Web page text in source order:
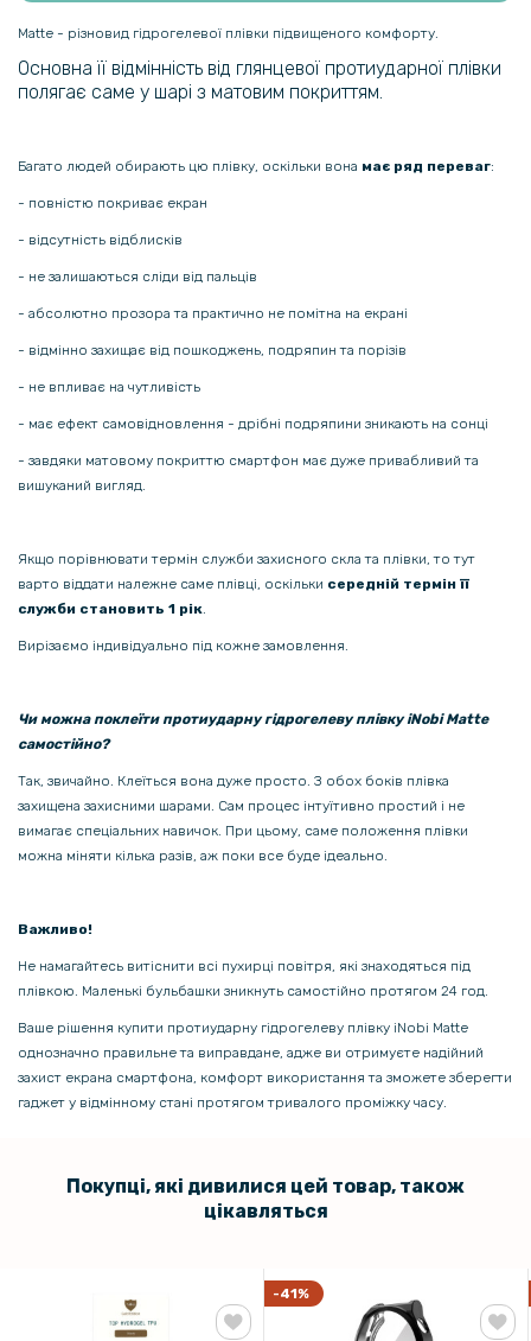
Matte - різновид гідрогелевої плівки підвищеного комфорту.
Основна її відмінність від глянцевої протиударної плівки
полягає саме у шарі з матовим покриттям.
Багато людей обирають цю плівку, оскільки вона має ряд переваг:
- повністю покриває екран
- відсутність відблисків
- не залишаються сліди від пальців
- абсолютно прозора та практично не помітна на екрані
- відмінно захищає від пошкоджень, подряпин та порізів
- не впливає на чутливість
- має ефект самовідновлення - дрібні подряпини зникають на сонці
- завдяки матовому покриттю смартфон має дуже привабливий та
вишуканий вигляд.
Якщо порівнювати термін служби захисного скла та плівки, то тут
варто віддати належне саме плівці, оскільки середній термін її
служби становить 1 рік.
Вирізаємо індивідуально під кожне замовлення.
Чи можна поклеїти протиударну гідрогелеву плівку iNobi Matte
самостійно?
Так, звичайно. Клеїться вона дуже просто. З обох боків плівка
захищена захисними шарами. Сам процес інтуїтивно простий і не
вимагає спеціальних навичок. При цьому, саме положення плівки
можна міняти кілька разів, аж поки все буде ідеально.
Важливо!
Не намагайтесь витіснити всі пухирці повітря, які знаходяться під
плівкою. Маленькі бульбашки зникнуть самостійно протягом 24 год.
Ваше рішення купити протиударну гідрогелеву плівку iNobi Matte
однозначно правильне та виправдане, адже ви отримуєте надійний
захист екрана смартфона, комфорт використання та зможете зберегти
гаджет у відмінному стані протягом тривалого проміжку часу.
Покупці, які дивилися цей товар, також
цікавляться
-41%